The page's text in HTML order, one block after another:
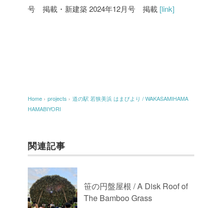
号 掲載 ・新建築 2024年12月号 掲載 [link]
Home › projects › 道の駅 若狭美浜 はまびより / WAKASAMIHAMA
HAMABIYORI
関連記事
笹の円盤屋根 / A Disk Roof of
The Bamboo Grass